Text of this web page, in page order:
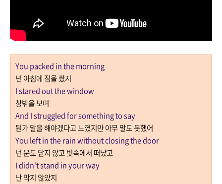
You packed in the morning
넌 아침에 짐을 쌌지
I stared out the window
창밖을 보며
And I struggled for something to say
뭔가 말을 해야겠다고 느꼈지만 아무 말도 못했어
You left in the rain without closing the door
넌 문도 닫지 않고 빗속에서 떠났고
I didn't stand in your way
난 막지 않았지